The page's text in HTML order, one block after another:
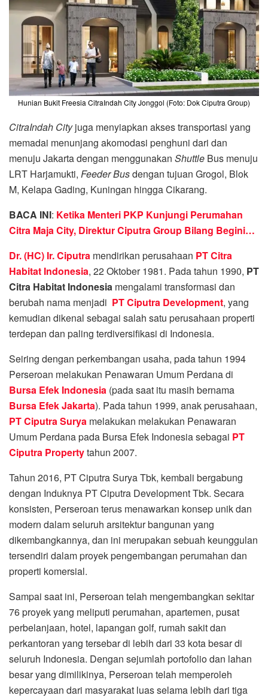
Hunian Bukit Freesia CitraIndah City Jonggol (Foto: Dok Ciputra Group)
CitraIndah Cityjuga menyiapkan akses transportasi yang
memadai menunjang akomodasi penghuni dari dan
menuju Jakarta dengan menggunakan Shuttle Bus menuju
LRT Harjamukti, Feeder Busdengan tujuan Grogol, Blok
M, Kelapa Gading, Kuningan hingga Cikarang.
BACA INI: Ketika Menteri PKP Kunjungi Perumahan
Citra Maja City, Direktur Ciputra Group Bilang Begini…
Dr. (HC) Ir. Ciputra mendirikan perusahaan PT Citra
Habitat Indonesia, 22 Oktober 1981. Pada tahun 1990, PT
Citra Habitat Indonesia mengalami transformasi dan
berubah nama menjadi PT Ciputra Development, yang
kemudian dikenal sebagai salah satu perusahaan properti
terdepan dan paling terdiversifikasi di Indonesia.
Seiring dengan perkembangan usaha, pada tahun 1994
Perseroan melakukan Penawaran Umum Perdana di
Bursa Efek Indonesia (pada saat itu masih bernama
Bursa Efek Jakarta). Pada tahun 1999, anak perusahaan,
PT Ciputra Surya melakukan melakukan Penawaran
Umum Perdana pada Bursa Efek Indonesia sebagai PT
Ciputra Propertytahun 2007.
Tahun 2016, PT Ciputra Surya Tbk, kembali bergabung
dengan Induknya PT Ciputra Development Tbk. Secara
konsisten, Perseroan terus menawarkan konsep unik dan
modern dalam seluruh arsitektur bangunan yang
dikembangkannya, dan ini merupakan sebuah keunggulan
tersendiri dalam proyek pengembangan perumahan dan
properti komersial.
Sampai saat ini, Perseroan telah mengembangkan sekitar
76 proyek yang meliputi perumahan, apartemen, pusat
perbelanjaan, hotel, lapangan golf, rumah sakit dan
perkantoran yang tersebar di lebih dari 33 kota besar di
seluruh Indonesia. Dengan sejumlah portofolio dan lahan
besar yang dimilikinya, Perseroan telah memperoleh
kepercayaan dari masyarakat luas selama lebih dari tiga